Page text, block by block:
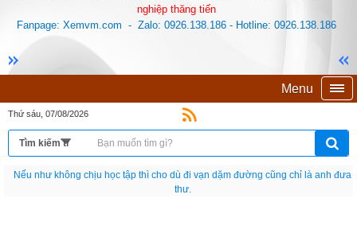
nghiệp thăng tiến
Fanpage: Xemvm.com - Zalo: 0926.138.186 - Hotline: 0926.138.186
Menu
Thứ sáu, 07/08/2026
Nếu như không chịu học tập thì cho dù đi vạn dặm đường cũng chỉ là anh đưa
thư.